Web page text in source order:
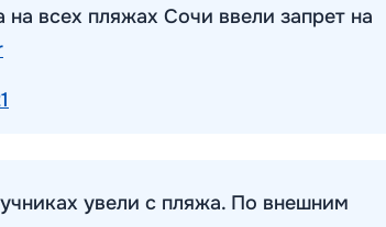
всех пляжах Сочи ввели запрет на
увели с пляжа. По внешним